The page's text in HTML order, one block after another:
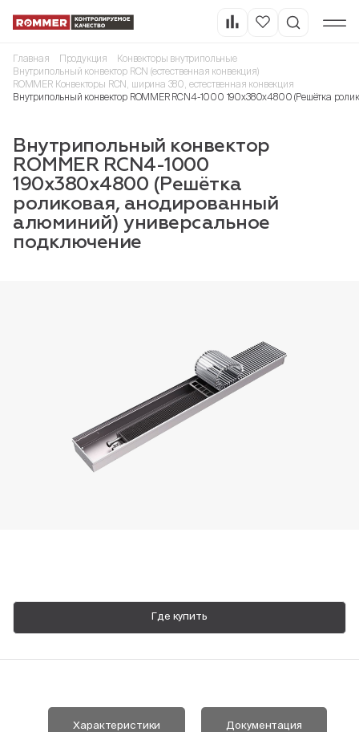
Пн-Пт, 9:00—18:00
Главная Продукция
Конвекторы внутрипольные
Внутрипольный конвектор RCN (естественная конвекция)
ROMMER Конвекторы RCN, ширина 380, естественная конвекция
Внутрипольный конвектор ROMMER RCN4-1000 190х380х4800 (Решётка
Внутрипольный конвектор
ROMMER RCN4-1000
190х380х4800 (Решётка
роликовая, анодированный
алюминий) универсальное
подключение
Где купить
Характеристики Документация